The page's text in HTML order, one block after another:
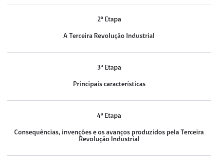
2ª Etapa
A Terceira Revolução Industrial
3ª Etapa
Principais características
4ª Etapa
Consequências, invenções e os avanços produzidos pela Terceira
Revolução Industrial